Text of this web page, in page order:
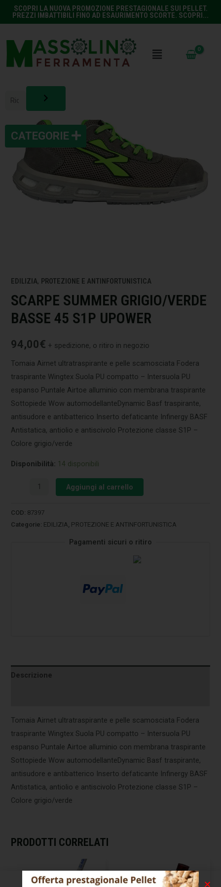
SCOPRI LA NUOVA PROMOZIONE PRESTAGIONALE SUI PELLET.
PREZZI IMBATTIBILI FINO AD ESAURIMENTO SCORTE. SCOPRI...
EDILIZIA, PROTEZIONE E ANTINFORTUNISTICA
SCARPE SUMMER GRIGIO/VERDE
BASSE 45 S1P UPOWER
94,00€ + spedizione, o ritiro in negozio
Tomaia Airnet ultratraspirante e pelle scamosciata Fodera
traspirante Wingtex Suola PU compatto – Intersuola PU
espanso Puntale Airtoe alluminio con membrana traspirante
Sottopiede Wow automodellanteDynamic Basf traspirante,
antisudore e antibatterico Inserto defaticante Infinergy BASF
Antistatica, antiolio e antiscivolo Protezione classe S1P –
Colore grigio/verde
Disponibilità: 14 disponibili
Aggiungi al carrello
COD: 87397
Categorie: EDILIZIA PROTEZIONE E ANTINFORTUNISTICA
Pagamenti sicuri o ritiro
Descrizione
Tomaia Airnet ultratraspirante e pelle scamosciata Fodera
traspirante Wingtex Suola PU compatto – Intersuola PU
espanso Puntale Airtoe alluminio con membrana traspirante
Sottopiede Wow automodellanteDynamic Basf traspirante,
antisudore e antibatterico Inserto defaticante Infinergy BASF
Antistatica, antiolio e antiscivolo Protezione classe S1P –
Colore grigio/verde
PRODOTTI CORRELATI